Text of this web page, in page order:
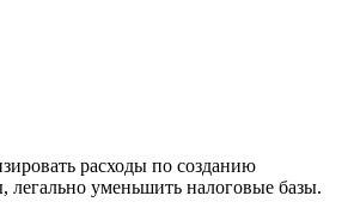
расходы по созданию
легально уменьшить налоговые базы.